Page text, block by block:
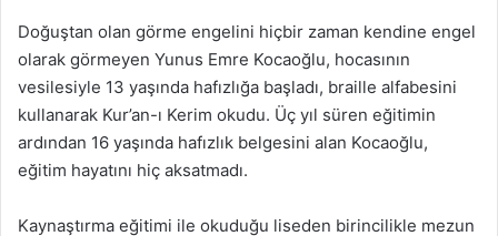
Doğuştan olan görme engelini hiçbir zaman kendine engel
olarak görmeyen Yunus Emre Kocaoğlu, hocasının
vesilesiyle 13 yaşında hafızlığa başladı, braille alfabesini
kullanarak Kur’an-ı Kerim okudu. Üç yıl süren eğitimin
ardından 16 yaşında hafızlık belgesini alan Kocaoğlu,
eğitim hayatını hiç aksatmadı.
Kaynaştırma eğitimi ile okuduğu liseden birincilikle mezun